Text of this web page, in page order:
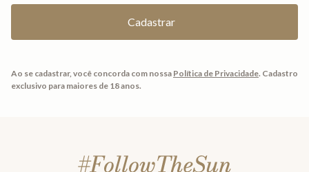
Ao se cadastrar, você concorda com nossa Política de Privacidade. Cadastro
exclusivo para maiores de 18 anos.